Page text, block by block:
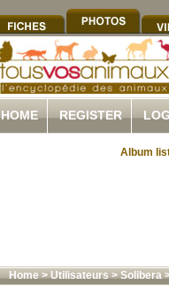
HOME REGISTER
Album
Home>Utilisateurs>Solibera